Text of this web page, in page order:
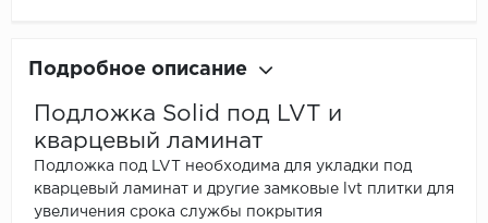
Подробное описание
Подложка Solid под LVT и
кварцевый ламинат
Подложка под LVT необходима для укладки под
кварцевый ламинат и другие замковые lvt плитки для
увеличения срока службы покрытия